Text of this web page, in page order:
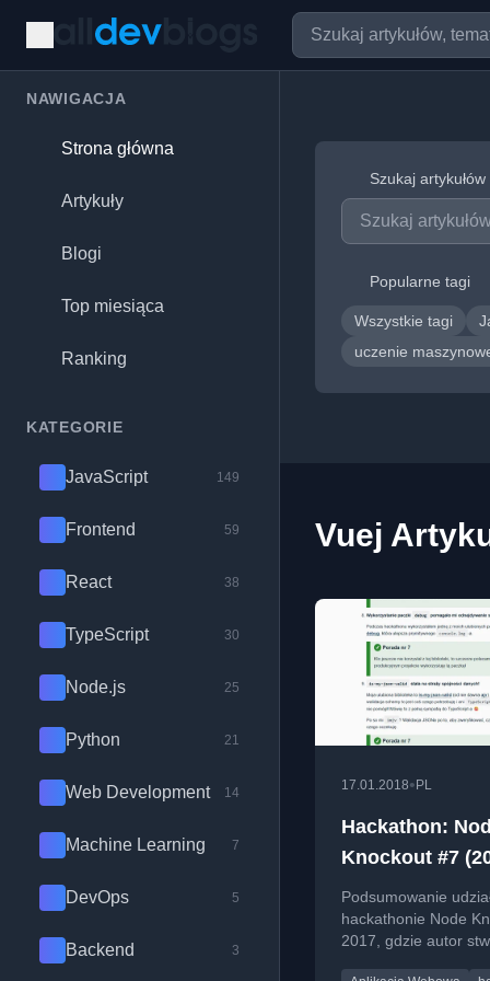
NAWIGACJA
Strona główna
Artykuły
Blogi
Top miesiąca
Ranking
KATEGORIE
JavaScript 149
Frontend 59
React 38
TypeScript 30
Node.js 25
Python 21
Web Development 14
Machine Learning 7
DevOps 5
Backend 3
Szukaj artykułów
Popularne tagi
Wszystkie tagi
uczenie
Vuej
17.01.2018• PL
Hackathon:
Knockout #7
Podsumowanie
hackathonie Node
2017, gdzie autor